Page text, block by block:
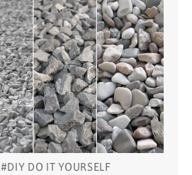
#DIY DO IT YOURSELF